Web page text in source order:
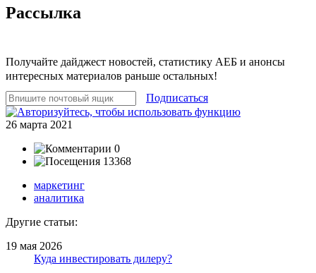
Рассылка
Получайте дайджест новостей, статистику АЕБ и анонсы
интересных материалов раньше остальных!
Подписаться
26 марта 2021
0
13368
маркетинг
аналитика
Другие статьи:
19 мая 2026
Куда инвестировать дилеру?